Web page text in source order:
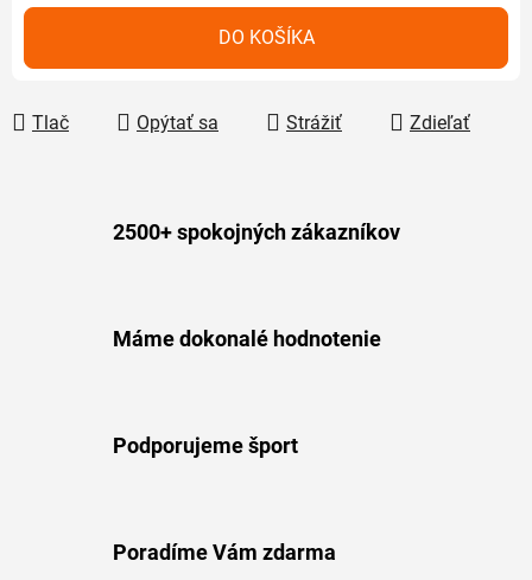
DO KOŠÍKA
Tlač Opýtať sa Strážiť Zdieľať
2500+ spokojných zákazníkov
Máme dokonalé hodnotenie
Podporujeme šport
Poradíme Vám zdarma